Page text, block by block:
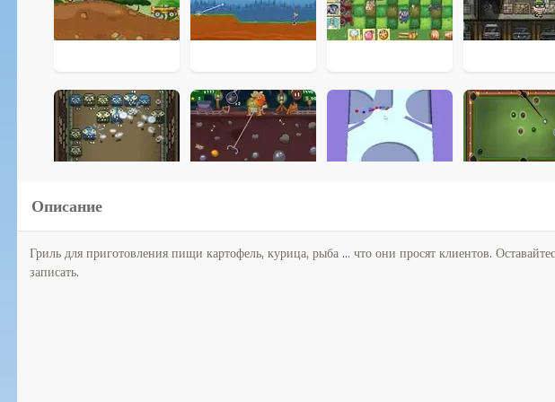
Описание
Гриль для приготовления пищи картофель, курица, рыба ... что они просят клиентов.
записать.